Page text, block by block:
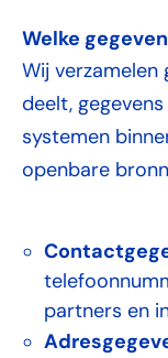
Welke
Wij verzamelen
deelt,
systemen
openbare
partners en